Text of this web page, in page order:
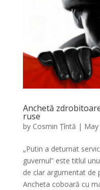
Anchetă
ruse
by Cosmin Țîntă |
„Putin a deturnat
guvernul” este titlul
de clar argumentat de
Ancheta coboară cu